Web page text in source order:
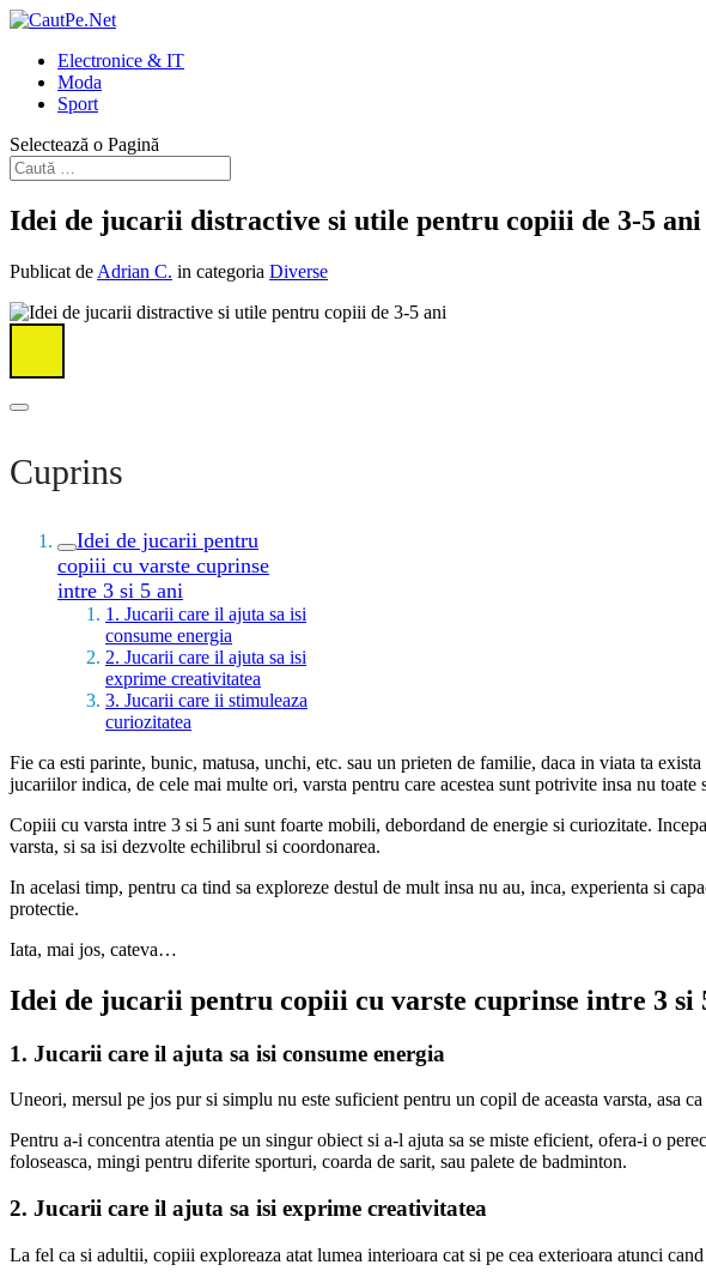
Electronice & IT
Moda
Sport
Selectează o Pagină
Idei de jucarii distractive si utile pentru copiii de 3-5 ani
Publicat de Adrian C. in categoria Diverse
Cuprins
Idei de jucarii pentru
copiii cu varste cuprinse
intre 3 si 5 ani
1. Jucarii care il ajuta sa isi
consume energia
2. Jucarii care il ajuta sa isi
exprime creativitatea
3. Jucarii care ii stimuleaza
curiozitatea
Fie ca esti parinte, bunic, matusa, unchi, etc. sau un prieten de familie, daca in viata ta
jucariilor indica, de cele mai multe ori, varsta pentru care acestea sunt potrivite insa nu
Copiii cu varsta intre 3 si 5 ani sunt foarte mobili, debordand de energie si curiozitate.
varsta, si sa isi dezvolte echilibrul si coordonarea.
In acelasi timp, pentru ca tind sa exploreze destul de mult insa nu au, inca, experienta si
protectie.
Iata, mai jos, cateva…
Idei de jucarii pentru copiii cu varste cuprinse intre 3 si
1. Jucarii care il ajuta sa isi consume energia
Uneori, mersul pe jos pur si simplu nu este suficient pentru un copil de aceasta varsta, asa
Pentru a-i concentra atentia pe un singur obiect si a-l ajuta sa se miste eficient, ofera-i o
foloseasca, mingi pentru diferite sporturi, coarda de sarit, sau palete de badminton.
2. Jucarii care il ajuta sa isi exprime creativitatea
La fel ca si adultii, copiii exploreaza atat lumea interioara cat si pe cea exterioara atunci